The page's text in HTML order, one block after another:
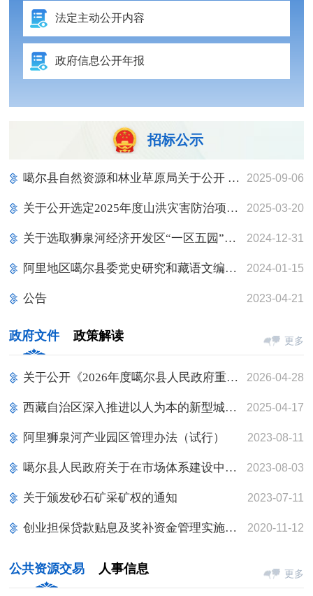
法定主动公开内容
政府信息公开年报
招标公示
噶尔县自然资源和林业草原局关于公开 比选噶尔县核定优化草地载畜量工作 第三方技术服务单位的公告 噶尔县自然资源和林业草原局将通过公开比选的方式确定1家综合实力强、经验丰富、管理体系严密、信誉良好的第三方服务单位来负责噶尔县核定优化草地载畜量工作，现请符合要求的服务单位参与公开比选。 一、项目情况 （一）项目地点：噶尔县县城内 （二）项目内容：1.全县2镇3乡禁牧区落地上图（外业调查评估、抽取样地等）；2.全县人工草地、农副产品、饲草料等人工补饲载畜量核算测算；3.实际载畜量的测算；4.汇总统计；5.成果 2025-09-06
关于公开选定2025年度山洪灾害防治项目第三方的公告 2025-03-20
关于选取狮泉河经济开发区“一区五园”四项编制成果性材料服务机构的询价公告 2024-12-31
阿里地区噶尔县委党史研究和藏语文编译中心关于《噶尔县（2024卷）年鉴》编纂设计制作项目招标公告 2024-01-15
公告 2023-04-21
政府文件 政策解读
关于公开《2026年度噶尔县人民政府重大 行政决策事项目录》的通知 2026-04-28
西藏自治区深入推进以人为本的新型城镇化战略五年行动计划实施方案 2025-04-17
阿里狮泉河产业园区管理办法（试行） 2023-08-11
噶尔县人民政府关于在市场体系建设中建立公平竞争审查制度的实施方案 2023-08-03
关于颁发砂石矿采矿权的通知 2023-07-11
创业担保贷款贴息及奖补资金管理实施细则的通知 2020-11-12
更多
公共资源交易 人事信息 更多